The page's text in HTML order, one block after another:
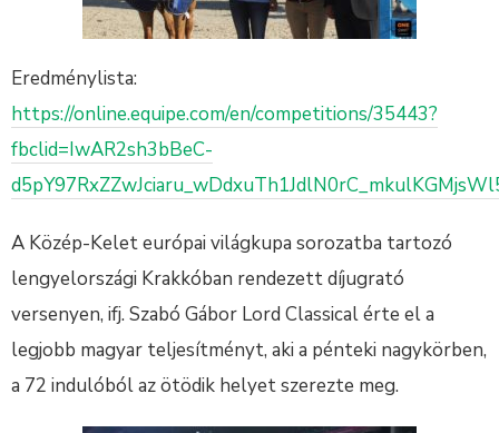
Eredménylista:
https://online.equipe.com/en/competitions/35443?
fbclid=IwAR2sh3bBeC-
A Közép-Kelet európai világkupa sorozatba tartozó
lengyelországi Krakkóban rendezett díjugrató
versenyen, ifj. Szabó Gábor Lord Classical érte el a
legjobb magyar teljesítményt, aki a pénteki nagykörben,
a 72 indulóból az ötödik helyet szerezte meg.